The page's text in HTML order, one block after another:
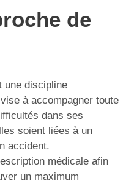
de
une discipline
à accompagner toute
dans ses
soient liées à un
accident.
médicale afin
un maximum